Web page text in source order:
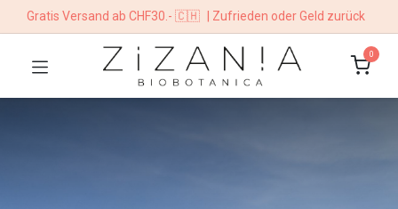
Gratis Versand ab CHF30.- 🇨🇭 | Zufrieden oder Geld zurück
0